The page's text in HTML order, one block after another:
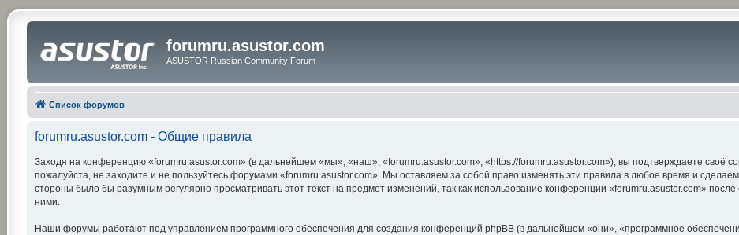
forumru.asustor.com
ASUSTOR Russian Community Forum
Список форумов
forumru.asustor.com - Общие правила
Заходя на конференцию «forumru.asustor.com» (в дальнейшем «мы», «наш», «forumru.asustor.com», «https://forumru.asustor.com»), вы подтверждаете своё
пожалуйста, не заходите и не пользуйтесь форумами «forumru.asustor.com». Мы оставляем за собой право изменять эти правила в любое время и
стороны было бы разумным регулярно просматривать этот текст на предмет изменений, так как использование конференции «forumru.asustor.com»
ними.
Наши форумы работают под управлением программного обеспечения для создания конференций phpBB (в дальнейшем «они», «программное